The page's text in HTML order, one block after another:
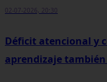
02-07-2026, 20:30
Déficit atencional y
aprendizaje